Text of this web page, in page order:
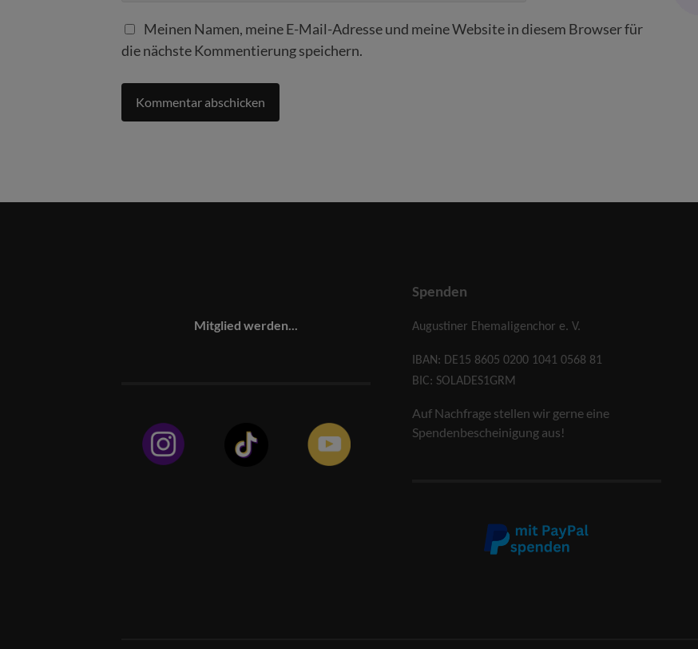
Meinen Namen, meine E-Mail-Adresse und meine Website in diesem Browser für
die nächste Kommentierung speichern.
Mitglied werden...
Spenden
Augustiner Ehemaligenchor e. V.
IBAN: DE15 8605 0200 1041 0568 81
BIC: SOLADES1GRM
Auf Nachfrage stellen wir gerne eine
Spendenbescheinigung aus!